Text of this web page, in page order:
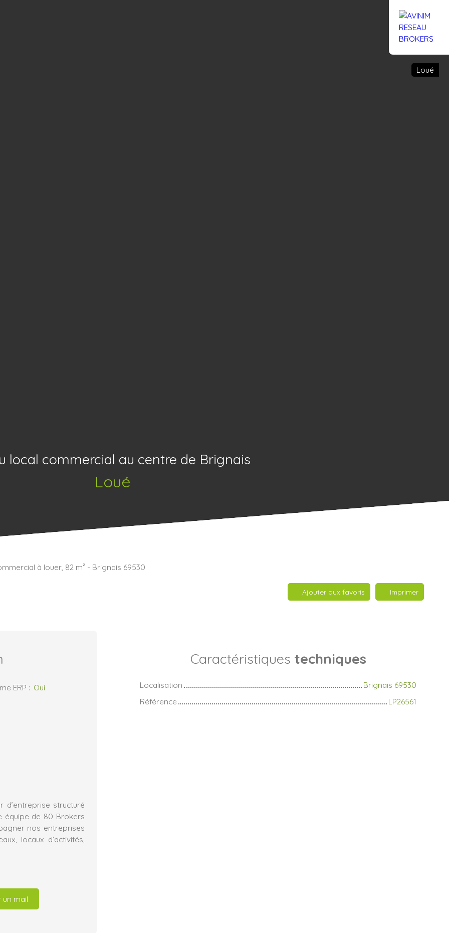
Loué
local commercial au centre de Brignais
Loué
à louer, 82 m² - Brignais 69530
Ajouter aux favoris Imprimer
ERP : Oui
d’entreprise structuré
équipe de 80 Brokers
nos entreprises
locaux d’activités,
un mail
Caractéristiques techniques
Localisation
Brignais 69530
Référence
LP26561